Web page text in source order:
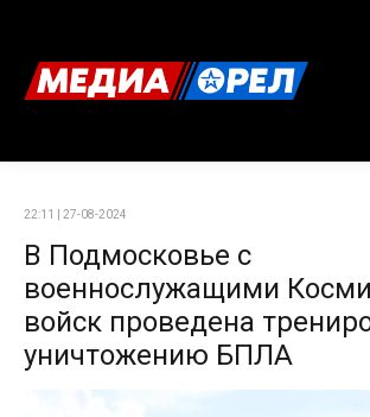
22:11 | 27-08-2024
В Подмосковье с
военнослужащими
войск проведена
уничтожению БПЛА